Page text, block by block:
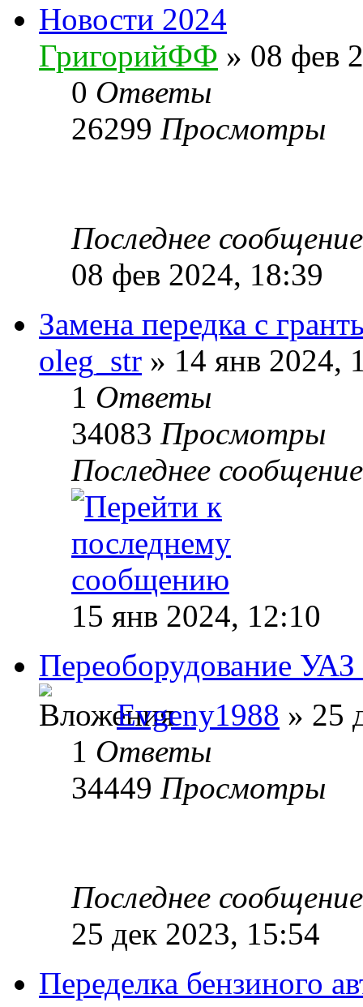
Новости 2024
ГригорийФФ » 08 фев
0 Ответы
26299 Просмотры
Последнее
08 фев 2024, 18:39
Замена передка с
oleg_str » 14 янв 2024,
1 Ответы
34083 Просмотры
Последнее
15 янв 2024, 12:10
Переоборудование
Evgeny1988 » 25
1 Ответы
34449 Просмотры
Последнее
25 дек 2023, 15:54
Переделка бензиного